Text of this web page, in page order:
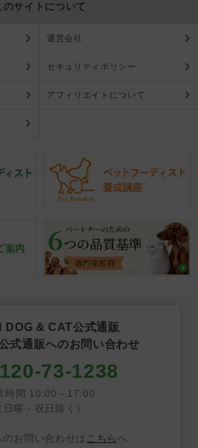
のサイトについて
運営会社
セキュリティポリシー
アフィリエイトについて
DOG & CAT公式通販
式通販へのお問い合わせ
73-1238
時間 10:00～17:00
日曜・祝日除く）
お問い合わせは こちらへ